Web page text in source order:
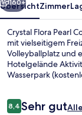
inclusive
160+
ÜbersichtZimmer
Crystal Flora Pearl
mit vielseitigem
Volleyballplatz und
Hotelgelände
Wasserpark
Das
Bewertungen
8,48,4 von 10.
Sehr gut